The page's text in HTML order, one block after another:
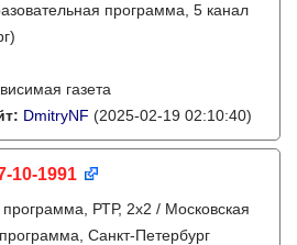
программа, 5 канал
газета
DmitryNF (2025-02-19 02:10:40)
10-1991
программа, РТР, 2х2 / Московская
Санкт-Петербург